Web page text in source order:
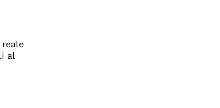
al